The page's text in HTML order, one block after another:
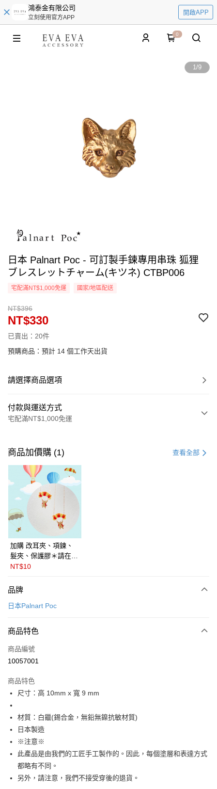
鴻泰金有限公司
立刻使用官方APP
開啟APP
0
1/9
日本 Palnart Poc - 可訂製手鍊專用串珠 狐狸
ブレスレットチャーム(キツネ) CTBP006
宅配滿NT$1,000免運 國家/地區配送
NT$396
NT$330
已賣出：20件
預購商品：預計 14 個工作天出貨
請選擇商品選項
付款與運送方式
宅配滿NT$1,000免運
信用卡一次付款
LINE Pay
Apple Pay
Google Pay
全盈+PAY
ATM付款
每筆NT$60
付款後萊爾富取貨
付款後7-11取貨
宅配
每筆NT$60，滿NT$1,000(含以上)免運費
海外配送
商品加價購 (1) 查看全部
加購 改耳夾、項鍊、
髮夾、保護膠＊請在訂
單備註商品及欲修改的
PalnartPoc + 🇬🇧英國
FABLE 寓言
NT$10
品牌
日本Palnart Poc
商品特色
商品編號
10057001
商品特色
尺寸：高 10mm x 寬 9 mm
材質：白鑞(錫合金，無鉛無鎳抗敏材質)
日本製造
※注意※
此產品是由我們的工匠手工製作的。因此，每個塗層和表達方式
都略有不同。
另外，請注意，我們不接受穿後的退貨。